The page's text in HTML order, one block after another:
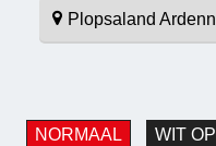
Plopsaland
NORMAAL WIT